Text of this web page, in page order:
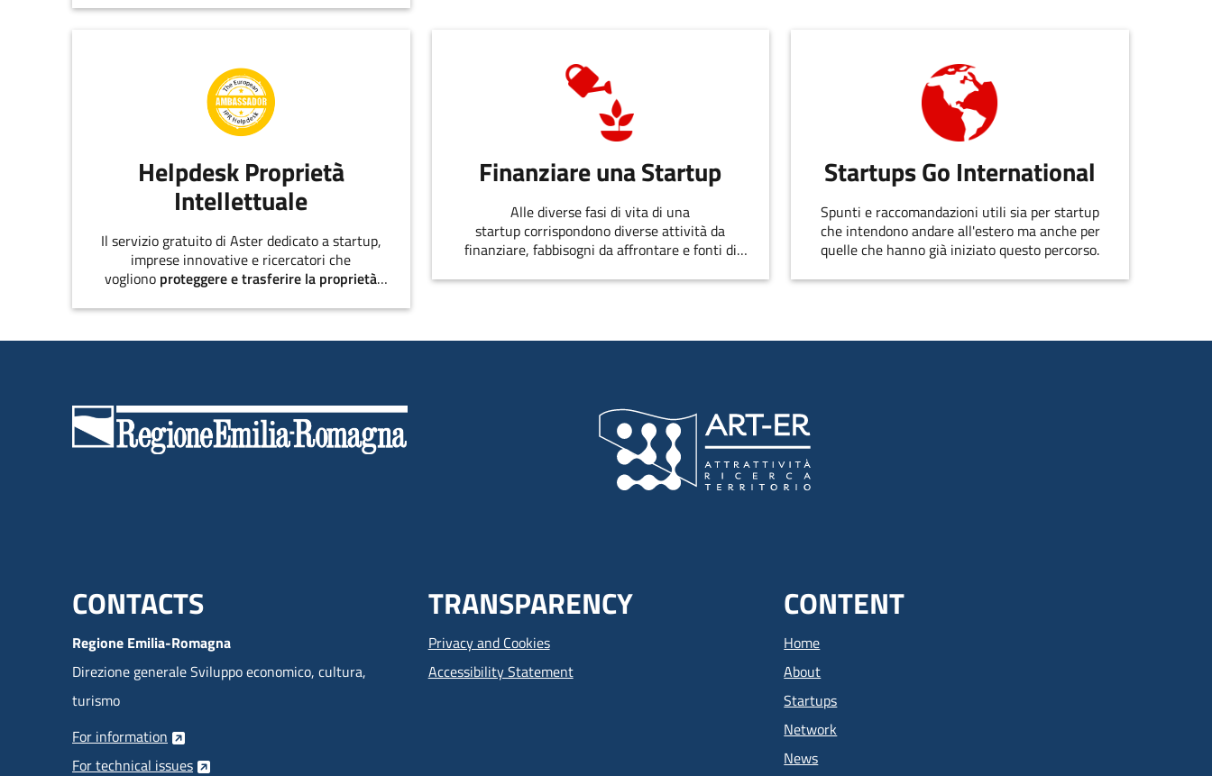
Helpdesk Proprietà
Intellettuale
Il servizio gratuito di Aster dedicato a startup,
imprese innovative e ricercatori che
vogliono proteggere e trasferire la proprietà
Finanziare una Startup
Alle diverse fasi di vita di una
startup corrispondono diverse attività da
finanziare, fabbisogni da affrontare e fonti di
Startups Go International
Spunti e raccomandazioni utili sia per startup
che intendono andare all'estero ma anche per
quelle che hanno già iniziato questo percorso.
Menu footer inglese
CONTACTS
Regione Emilia-Romagna
Direzione generale Sviluppo economico, cultura,
turismo
For information
For technical issues
TRANSPARENCY
Privacy and Cookies
Accessibility Statement
CONTENT
Home
About
Startups
Network
News